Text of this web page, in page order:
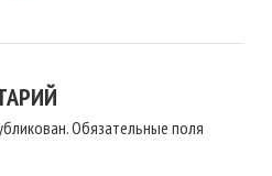
Обязательные поля